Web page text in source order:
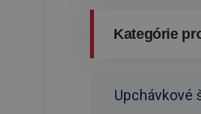
Kategórie
Upchávkové